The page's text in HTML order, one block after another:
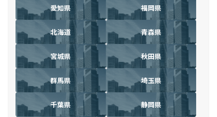
愛知県 福岡県
北海道 青森県
宮城県 秋田県
群馬県 埼玉県
千葉県 静岡県